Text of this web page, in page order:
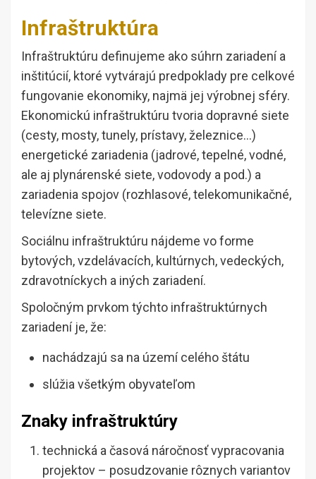
Infraštruktúra
Infraštruktúru definujeme ako súhrn zariadení a
inštitúcií, ktoré vytvárajú predpoklady pre celkové
fungovanie ekonomiky, najmä jej výrobnej sféry.
Ekonomickú infraštruktúru tvoria dopravné siete
(cesty, mosty, tunely, prístavy, železnice…)
energetické zariadenia (jadrové, tepelné, vodné,
ale aj plynárenské siete, vodovody a pod.) a
zariadenia spojov (rozhlasové, telekomunikačné,
televízne siete.
Sociálnu infraštruktúru nájdeme vo forme
bytových, vzdelávacích, kultúrnych, vedeckých,
zdravotníckych a iných zariadení.
Spoločným prvkom týchto infraštruktúrnych
zariadení je, že:
nachádzajú sa na území celého štátu
slúžia všetkým obyvateľom
Znaky infraštruktúry
technická a časová náročnosť vypracovania
projektov – posudzovanie rôznych variantov